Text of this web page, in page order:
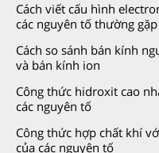
Cách viết cấu hình
các nguyên tố thường gặp
Cách so sánh bán kính
và bán kính ion
Công thức hidroxit cao
các nguyên tố
Công thức hợp chất khí
của các nguyên tố